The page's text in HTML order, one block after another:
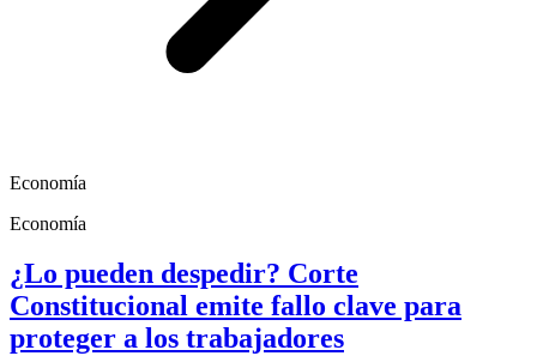
Economía
Economía
¿Lo pueden despedir? Corte
Constitucional emite fallo clave para
proteger a los trabajadores